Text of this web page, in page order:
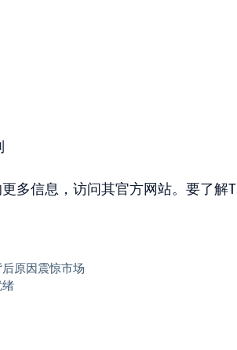
多信息，访问其官方网站。要了解
原因震惊市场
绪